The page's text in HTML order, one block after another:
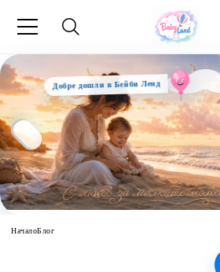
Добре дошли в Бейби Ленд
НачалоБлог